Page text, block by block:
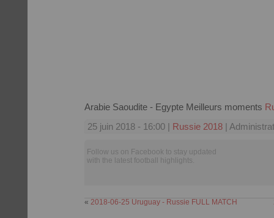
Arabie Saoudite - Egypte Meilleurs moments
25 juin 2018 - 16:00 | Russie 2018 |
Follow us on Facebook to stay updated
with the latest football highlights.
« 2018-06-25 Uruguay - Russie FULL MATCH